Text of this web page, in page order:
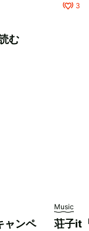
3
む
ャンペ
Music
荘子it